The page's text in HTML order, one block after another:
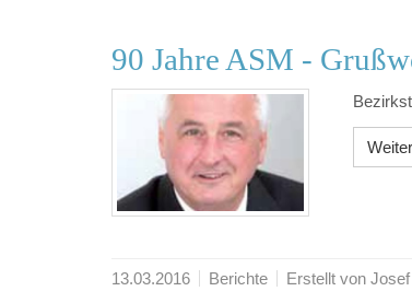
90 Jahre ASM -
13.03.2016 Berichte Erstellt von